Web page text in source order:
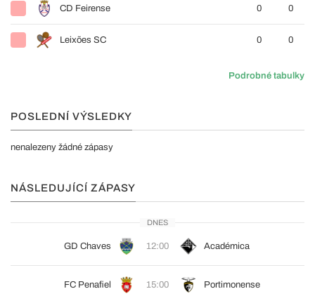
CD Feirense 0 0
Leixões SC 0 0
Podrobné tabulky
POSLEDNÍ VÝSLEDKY
nenalezeny žádné zápasy
NÁSLEDUJÍCÍ ZÁPASY
DNES
GD Chaves 12:00 Académica
FC Penafiel 15:00 Portimonense